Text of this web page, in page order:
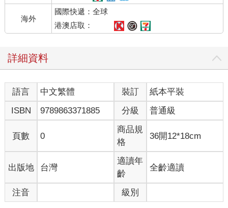
海外
國際快遞：全球
港澳店取：
詳細資料
語言 中文繁體 裝訂
紙本平裝
ISBN
9789863371885 分級 普通級
頁數 0
商品規
格
36開12*18cm
出版地 台灣
適讀年
齡
全齡適讀
注音 級別